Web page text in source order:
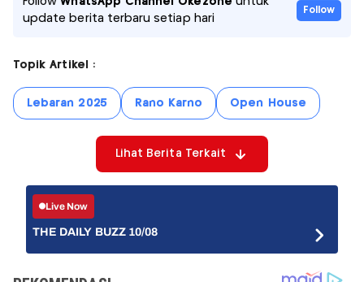
update berita terbaru setiap hari
Follow
Topik Artikel :
Lebaran 2025 Rano Karno Open House
Lihat Berita Terkait
Live Now
THE DAILY BUZZ 10/08